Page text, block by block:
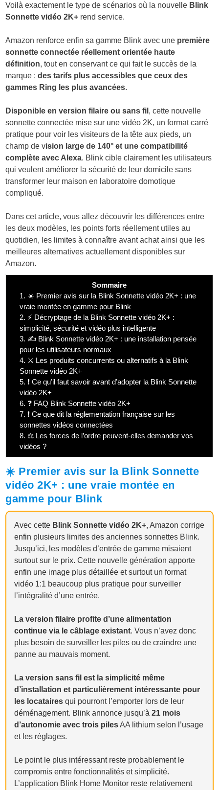
Voilà exactement le type de scénarios où la nouvelle Blink
Sonnette vidéo 2K+ rend service.
Amazon renforce enfin sa gamme Blink avec une première
sonnette connectée réellement orientée haute
définition, tout en conservant ce qui fait le succès de la
marque :des tarifs plus accessibles que ceux des
gammes Ring les plus avancées.
Disponible en version filaire ou sans fil , cette nouvelle
sonnette connectée mise sur une vidéo 2K, un format carré
pratique pour voir les visiteurs de la tête aux pieds, un
champ de vision large de 140° et une compatibilité
complète avec Alexa. Blink cible clairement les utilisateurs
qui veulent améliorer la sécurité de leur domicile sans
transformer leur maison en laboratoire domotique
compliqué.
Dans cet article, vous allez découvrir les différences entre
les deux modèles, les points forts réellement utiles au
quotidien, les limites à connaître avant achat ainsi que les
meilleures alternatives actuellement disponibles sur
Amazon.
Sommaire
1. ☀️ Premier avis sur la Blink Sonnette vidéo 2K+ : une
vraie montée en gamme pour Blink
2. ⚡ Décryptage de la Blink Sonnette vidéo 2K+ :
simplicité, sécurité et vidéo plus intelligente
3. ✍️ Blink Sonnette vidéo 2K+ : une installation pensée
pour les utilisateurs normaux
4. ⚔️ Les produits concurrents ou alternatifs à la Blink
Sonnette vidéo 2K+
5. ❗ Ce qu’il faut savoir avant d’adopter la Blink Sonnette
vidéo 2K+
6. ❓ FAQ Blink Sonnette vidéo 2K+
7. ❗ Ce que dit la réglementation française sur les
sonnettes vidéos connectées
8. ⚖️ Les forces de l’ordre peuvent-elles demander vos
vidéos ?
☀️ Premier avis sur la Blink Sonnette
vidéo 2K+ : une vraie montée en
gamme pour Blink
Avec cette Blink Sonnette vidéo 2K+, Amazon corrige
enfin plusieurs limites des anciennes sonnettes Blink.
Jusqu’ici, les modèles d’entrée de gamme misaient
surtout sur le prix. Cette nouvelle génération apporte
enfin une image plus détaillée et surtout un format
vidéo 1:1 beaucoup plus pratique pour surveiller
l’intégralité d’une entrée.
La version filaire profite d’une alimentation
continue via le câblage existant. Vous n’avez donc
plus besoin de surveiller les piles ou de craindre une
panne au mauvais moment.
La version sans fil est la simplicité même
d’installation et particulièrement intéressante pour
les locataires qui pourront l’emporter lors de leur
déménagement. Blink annonce jusqu’à21 mois
d’autonomie avec trois pilesAA lithium selon l’usage
et les réglages.
Le point le plus intéressant reste probablement le
compromis entre fonctionnalités et simplicité.
L’application Blink Home Monitor reste relativement